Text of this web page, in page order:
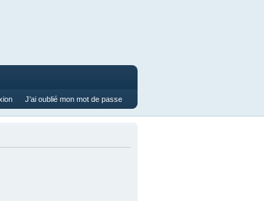
J’ai oublié mon mot de passe